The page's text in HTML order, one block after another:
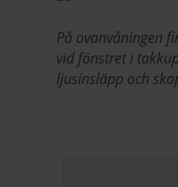
På ovanvåningen
vid fönstret i
ljusinsläpp och